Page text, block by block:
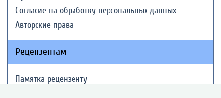
Согласие на обработку персональных данных
Авторские права
Рецензентам
Памятка рецензенту